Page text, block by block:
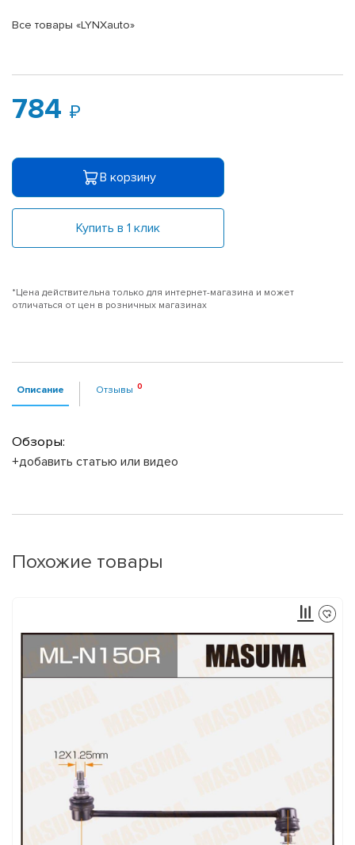
Все товары «LYNXauto»
784
В корзину
Купить в 1 клик
*Цена действительна только для интернет-магазина и может
отличаться от цен в розничных магазинах
Описание Отзывы
Обзоры:
+добавить статью или видео
Похожие товары